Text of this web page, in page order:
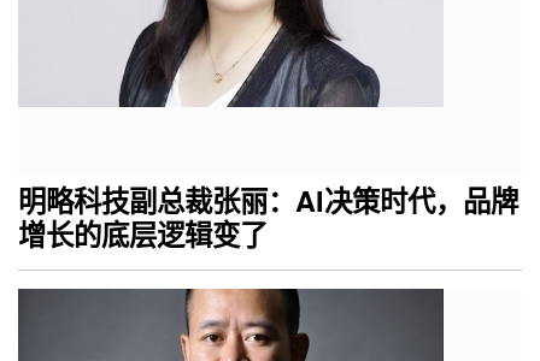
明略科技副总裁张丽：AI决策时代，品牌
增长的底层逻辑变了